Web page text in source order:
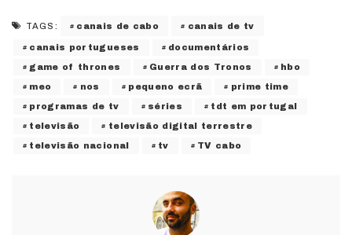
TAGS: canais de cabo canais de tv
canais portugueses documentários
game of thrones Guerra dos Tronos hbo
meo nos pequeno ecrã prime time
programas de tv séries tdt em portugal
televisão televisão digital terrestre
televisão nacional tv TV cabo